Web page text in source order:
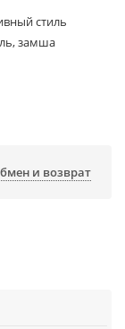
стиль
замша
и возврат